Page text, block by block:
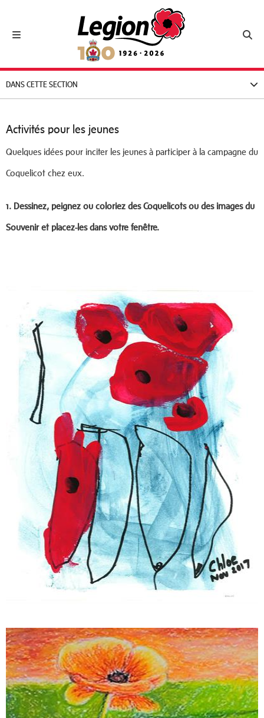
Toggle navigation
Royal Canadian Legion
DANS CETTE SECTION
Activités pour les jeunes
Quelques idées pour inciter les jeunes à participer à la campagne du
Coquelicot chez eux.
1. Dessinez, peignez ou coloriez des Coquelicots ou des images du
Souvenir et placez-les dans votre fenêtre.